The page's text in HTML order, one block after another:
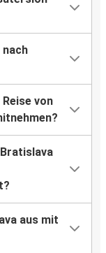
nach
von
aus mit